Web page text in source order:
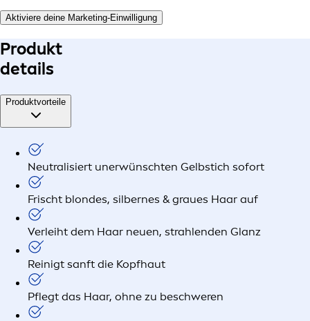
Aktiviere deine Marketing-Einwilligung
Produkt
details
Produktvorteile
Neutralisiert unerwünschten Gelbstich sofort
Frischt blondes, silbernes & graues Haar auf
Verleiht dem Haar neuen, strahlenden Glanz
Reinigt sanft die Kopfhaut
Pflegt das Haar, ohne zu beschweren